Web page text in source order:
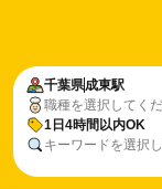
千葉県成東駅
職種を選択してく
1日4時間以内OK
キーワードを選択